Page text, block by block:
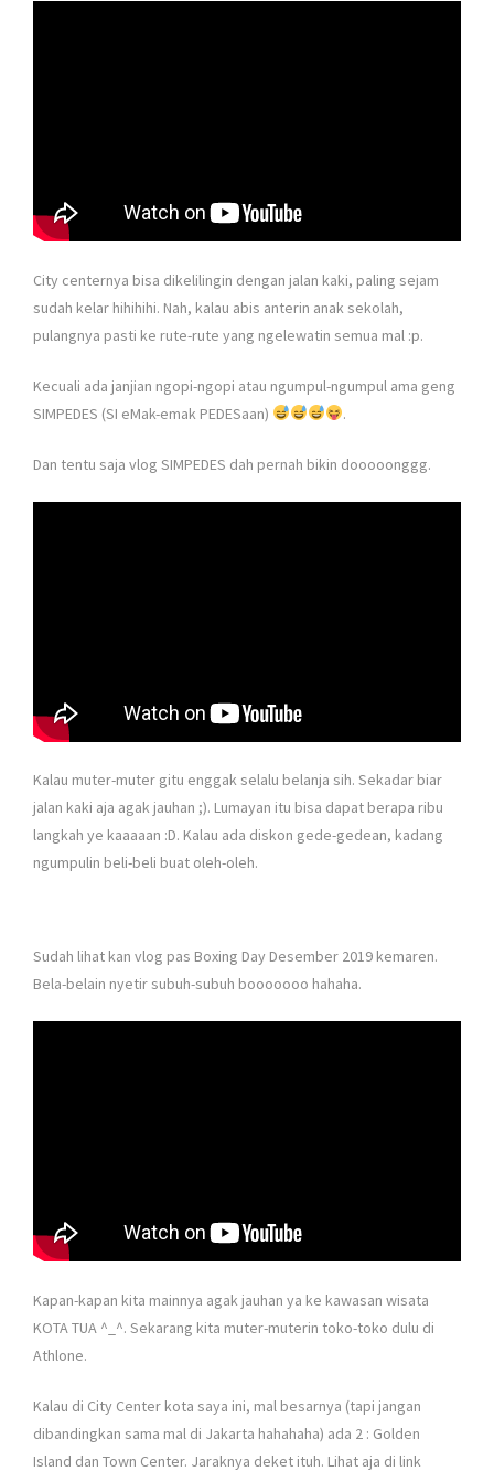
City centernya bisa dikelilingin dengan jalan kaki, paling sejam
sudah kelar hihihihi. Nah, kalau abis anterin anak sekolah,
pulangnya pasti ke rute-rute yang ngelewatin semua mal :p.
Kecuali ada janjian ngopi-ngopi atau ngumpul-ngumpul ama geng
SIMPEDES (SI eMak-emak PEDESaan)
.
Dan tentu saja vlog SIMPEDES dah pernah bikin dooooonggg.
Kalau muter-muter gitu enggak selalu belanja sih. Sekadar biar
jalan kaki aja agak jauhan ;). Lumayan itu bisa dapat berapa ribu
langkah ye kaaaaan :D. Kalau ada diskon gede-gedean, kadang
ngumpulin beli-beli buat oleh-oleh.
Sudah lihat kan vlog pas Boxing Day Desember 2019 kemaren.
Bela-belain nyetir subuh-subuh booooooo hahaha.
Kapan-kapan kita mainnya agak jauhan ya ke kawasan wisata
KOTA TUA ^_^. Sekarang kita muter-muterin toko-toko dulu di
Athlone.
Kalau di City Center kota saya ini, mal besarnya (tapi jangan
dibandingkan sama mal di Jakarta hahahaha) ada 2 : Golden
Island dan Town Center. Jaraknya deket ituh. Lihat aja di link